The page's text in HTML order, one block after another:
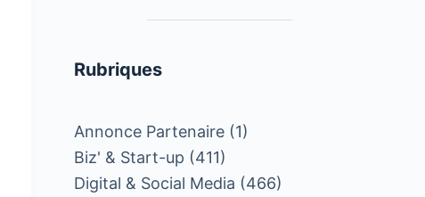
Rubriques
Annonce Partenaire (1)
Biz' & Start-up (411)
Digital & Social Media (466)